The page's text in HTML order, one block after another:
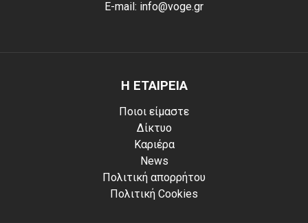
E-mail: info@voge.gr
Η ΕΤΑΙΡΕΙΑ
Ποιοι είμαστε
Δίκτυο
Καριέρα
News
Πολιτική απορρήτου
Πολιτική Cookies